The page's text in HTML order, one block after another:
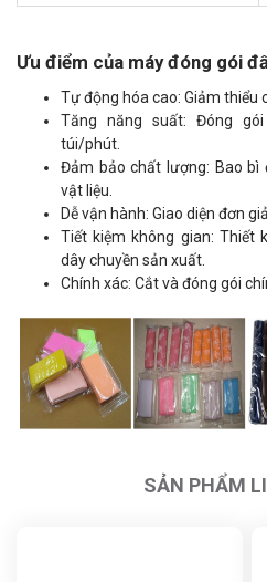
Ưu điểm của máy đóng gói
Tự động hóa cao: Giảm thiểu
Tăng năng suất: Đóng
túi/phút.
Đảm bảo chất lượng: Bao bì
vật liệu.
Dễ vận hành: Giao diện đơn
Tiết kiệm không gian: Thiết
dây chuyền sản xuất.
Chính xác: Cắt và đóng gói
SẢN PHẨM